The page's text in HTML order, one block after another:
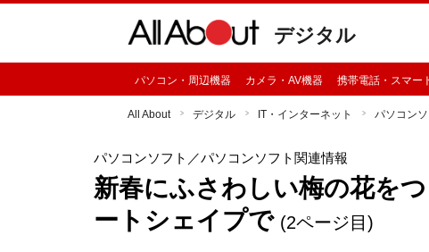
デジタル
パソコン・周辺機器 カメラ・AV機器 携帯電話・スマー
All About デジタル IT・インターネット パソコンソ
パソコンソフト ／パソコンソフト関連情報
新春にふさわしい梅の花を
ートシェイプで (2ページ目)